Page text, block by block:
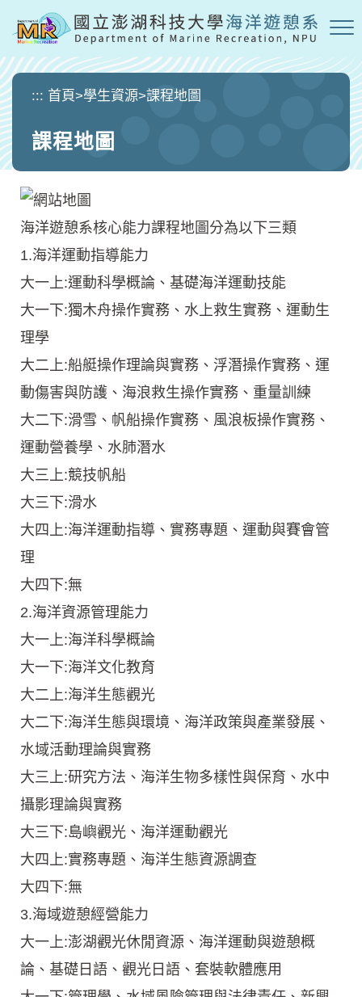
要
內
容
區
塊
::: 首頁>學生資源>課程地圖
課程地圖
海洋遊憩系核心能力課程地圖分為以下三類
1.海洋運動指導能力
大一上:運動科學概論、基礎海洋運動技能
大一下:獨木舟操作實務、水上救生實務、運動生
理學
大二上:船艇操作理論與實務、浮潛操作實務、運
動傷害與防護、海浪救生操作實務、重量訓練
大二下:滑雪、帆船操作實務、風浪板操作實務、
運動營養學、水肺潛水
大三上:競技帆船
大三下:滑水
大四上:海洋運動指導、實務專題、運動與賽會管
理
大四下:無
2.海洋資源管理能力
大一上:海洋科學概論
大一下:海洋文化教育
大二上:海洋生態觀光
大二下:海洋生態與環境、海洋政策與產業發展、
水域活動理論與實務
大三上:研究方法、海洋生物多樣性與保育、水中
攝影理論與實務
大三下:島嶼觀光、海洋運動觀光
大四上:實務專題、海洋生態資源調查
大四下:無
3.海域遊憩經營能力
大一上:澎湖觀光休閒資源、海洋運動與遊憩概
論、基礎日語、觀光日語、套裝軟體應用